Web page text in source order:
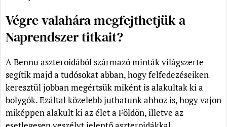
Végre valahára megfejthetjük a
Naprendszer titkait?
A Bennu aszteroidából származó minták világszerte
segítik majd a tudósokat abban, hogy felfedezéseiken
keresztül jobban megértsük miként is alakultak ki a
bolygók. Ezáltal közelebb juthatunk ahhoz is, hogy vajon
miképpen alakult ki az élet a Földön, illetve az